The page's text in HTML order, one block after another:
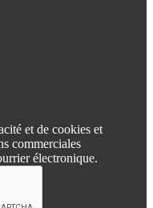
et de cookies et
commerciales
électronique.